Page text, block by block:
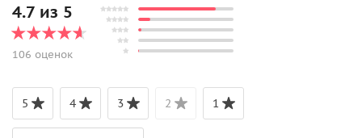
4.7 из 5
106 оценок
5 4 3 2 1